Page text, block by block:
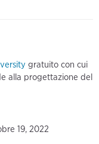
gratuito con cui
alla progettazione del
19, 2022